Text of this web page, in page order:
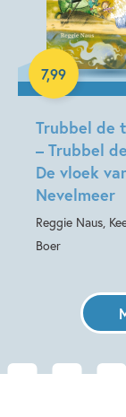
Trubbel de
– Trubbel
De vloek
Nevelmeer
Reggie Naus,
Boer
7,99
E-book